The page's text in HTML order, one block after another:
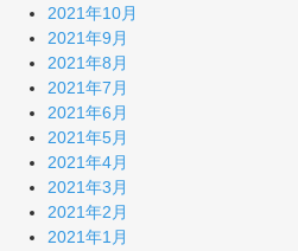
2021年10月
2021年9月
2021年8月
2021年7月
2021年6月
2021年5月
2021年4月
2021年3月
2021年2月
2021年1月